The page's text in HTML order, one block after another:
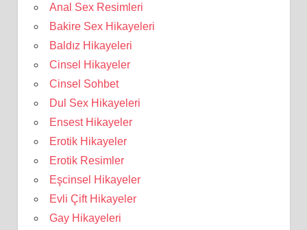
Anal Sex Resimleri
Bakire Sex Hikayeleri
Baldız Hikayeleri
Cinsel Hikayeler
Cinsel Sohbet
Dul Sex Hikayeleri
Ensest Hikayeler
Erotik Hikayeler
Erotik Resimler
Eşcinsel Hikayeler
Evli Çift Hikayeler
Gay Hikayeleri